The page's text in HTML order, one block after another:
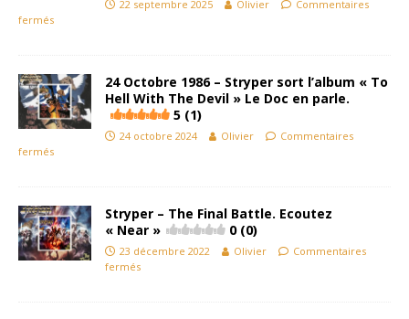
22 septembre 2025 Olivier
Commentaires
fermés
24 Octobre 1986 – Stryper sort l’album « To
Hell With The Devil » Le Doc en parle.
5 (1)
24 octobre 2024 Olivier
Commentaires
fermés
Stryper – The Final Battle. Ecoutez
« Near »
0 (0)
23 décembre 2022 Olivier
Commentaires
fermés